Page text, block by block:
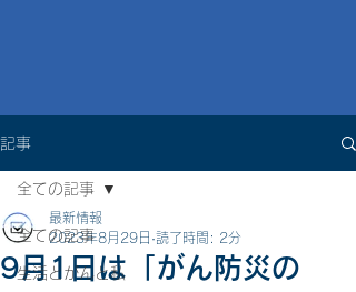
記事
全ての記事
生活とがんと私
全ての記事
9月1日は「がん防災の
最新情報
2023年8月29日 読了時間: 2分